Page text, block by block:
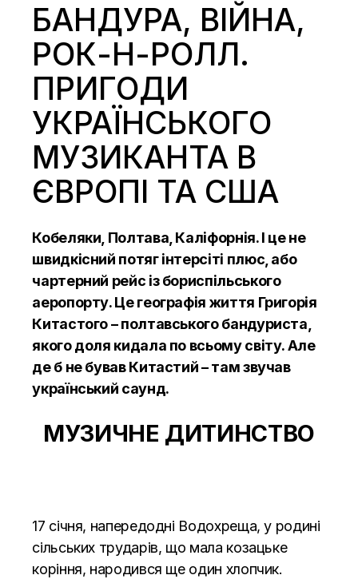
БАНДУРА, ВІЙНА,
РОК-Н-РОЛЛ.
ПРИГОДИ
УКРАЇНСЬКОГО
МУЗИКАНТА В
ЄВРОПІ ТА США
Кобеляки, Полтава, Каліфорнія. І це не
швидкісний потяг інтерсіті плюс, або
чартерний рейс із бориспільського
аеропорту. Це географія життя Григорія
Китастого – полтавського бандуриста,
якого доля кидала по всьому світу. Але
де б не бував Китастий – там звучав
український саунд.
МУЗИЧНЕ ДИТИНСТВО
17 січня, напередодні Водохреща, у родині
сільських трударів, що мала козацьке
коріння, народився ще один хлопчик.